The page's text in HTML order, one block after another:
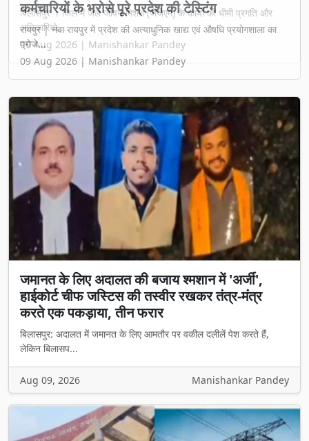
कर्मचारियों के भरोसे पूरे प्रदेश की टेस्टिंग
रायपुर | नवा रायपुर में प्रदेश की अत्याधुनिक खाद्य एवं औषधि प्रयोगशाला का
प्रोजे...
09 Aug 2026 | Manishankar Pandey
जमानत के लिए अदालत की बजाय श्मशान में 'अर्जी',
हाईकोर्ट चीफ जस्टिस की तस्वीर रखकर तंत्र-मंत्र
करते एक पकड़ाया, तीन फरार
बिलासपुर: अदालत में जमानत के लिए आमतौर पर वकील दलीलें पेश करते हैं,
लेकिन बिलासप...
Aug 09, 2026 Manishankar Pandey